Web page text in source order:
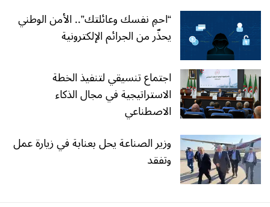
“احمِ نفسك وعائلتك”.. الأمن الوطني
يحذّر من الجرائم الإلكترونية
اجتماع تنسيقي لتنفيذ الخطة
الاستراتيجية في مجال الذكاء
الاصطناعي
وزير الصناعة يحل بعنابة في زيارة عمل
وتفقد